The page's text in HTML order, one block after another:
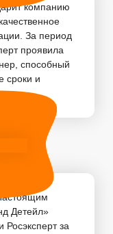
компанию
За период
проявила
способный
сроки и
Детейл»
Росэксперт за